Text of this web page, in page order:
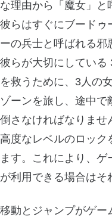
な理由から「魔女」と
彼らはすぐにブードゥ
ーの兵士と呼ばれる邪
彼らが大切にしている
を救うために、3人の
ゾーンを旅し、途中で
倒さなければなりませ
高度なレベルのロック
ます。これにより、
が利用できる場合はそ
移動とジャンプがゲー